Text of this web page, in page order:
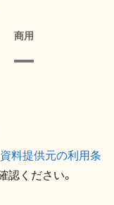
商用
資料提供元の利用条
認ください。